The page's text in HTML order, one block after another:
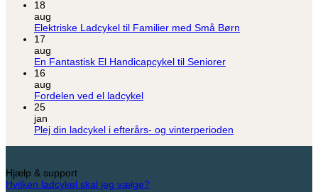
Håndværkere
El
hund
18
aug
Elektriske Ladcykel til Familier med Små Børn
17
aug
En Fantastisk El Handicapcykel til SeniorerIngen
Handicapcykel
16
aug
Fordelen ved el ladcykelIngen
Fordelen
25
jan
Plej din ladcykel i efterårs- og vinterperioden
Hjælp & support
Hvilken ladcykel skal jeg vælge?